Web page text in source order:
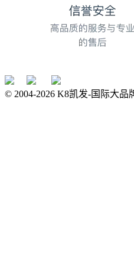
© 2004-2026 K8凯发-国际大品